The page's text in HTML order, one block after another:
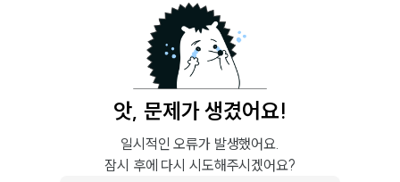
앗, 문제가 생겼어요!
일시적인 오류가 발생했어요.
잠시 후에 다시 시도해주시겠어요?